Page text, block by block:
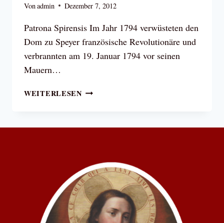
Vonadmin Dezember 7, 2012
Patrona Spirensis Im Jahr 1794 verwüsteten den
Dom zu Speyer französische Revolutionäre und
verbrannten am 19. Januar 1794 vor seinen
Mauern…
WEITERLESENIN
DER
FRANZÖSISCHEN
REVOLUTION
GEGEN
DIE
MUTTERGOTTES
EVIDENT